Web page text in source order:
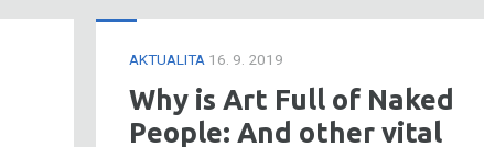
AKTUALITA 16. 9. 2019
Why is Art Full of Naked
People: And other vital